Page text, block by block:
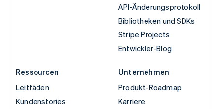
API-Änderungsprotokoll
Bibliotheken und SDKs
Stripe Projects
Entwickler-Blog
Ressourcen
Leitfäden
Kundenstories
Unternehmen
Produkt-Roadmap
Karriere